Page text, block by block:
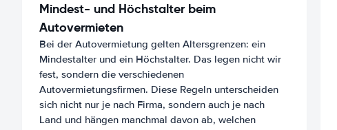
Mindest- und Höchstalter beim
Autovermieten
Bei der Autovermietung gelten Altersgrenzen: ein
Mindestalter und ein Höchstalter. Das legen nicht wir
fest, sondern die verschiedenen
Autovermietungsfirmen. Diese Regeln unterscheiden
sich nicht nur je nach Firma, sondern auch je nach
Land und hängen manchmal davon ab, welchen